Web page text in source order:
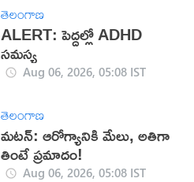
తెలంగాణ
ALERT: పెద్దల్లో ADHD
సమస్య
Aug 06, 2026, 05:08 IST
తెలంగాణ
మటన్: ఆరోగ్యానికి మేలు, అతిగా
తింటే ప్రమాదం!
Aug 06, 2026, 05:08 IST